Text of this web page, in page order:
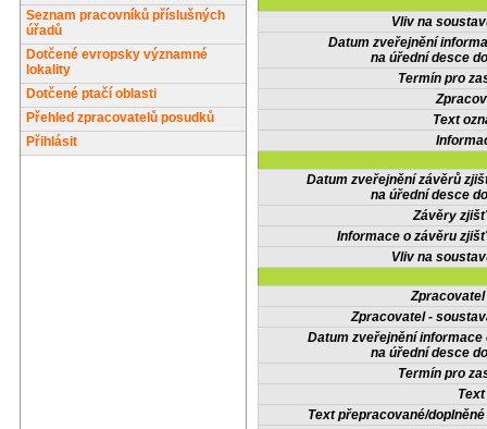
Seznam pracovníků příslušných
úřadů
Dotčené evropsky významné
lokality
Dotčené ptačí oblasti
Přehled zpracovatelů posudků
Přihlásit
Vliv na
Datum zveřejnění
na úřední desce
Termín pro
Text
Datum zveřejnění závěrů
na úřední desce
Závěry
Informace o závěru
Vliv na
Zpracovatel -
Datum zveřejnění informace
na úřední desce
Termín pro
Text přepracované/